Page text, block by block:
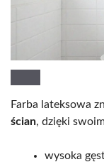
Farba lateksowa
ścian, dzięki
wysoka